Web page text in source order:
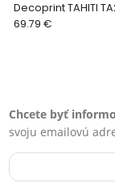
Decoprint TAHITI
69.79 €
Chcete byť
svoju emailovú